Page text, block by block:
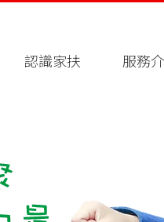
認識家扶 服務